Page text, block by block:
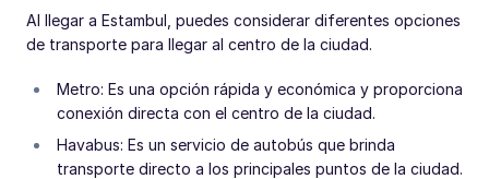
Al llegar a Estambul, puedes considerar diferentes opciones
de transporte para llegar al centro de la ciudad.
Metro: Es una opción rápida y económica y proporciona
conexión directa con el centro de la ciudad.
Havabus: Es un servicio de autobús que brinda
transporte directo a los principales puntos de la ciudad.